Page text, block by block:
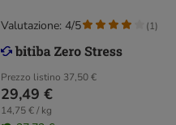
Prezzo listino 37,50 €
29,49 €
14,75 € / kg
Valutazione: 4/5 (1)